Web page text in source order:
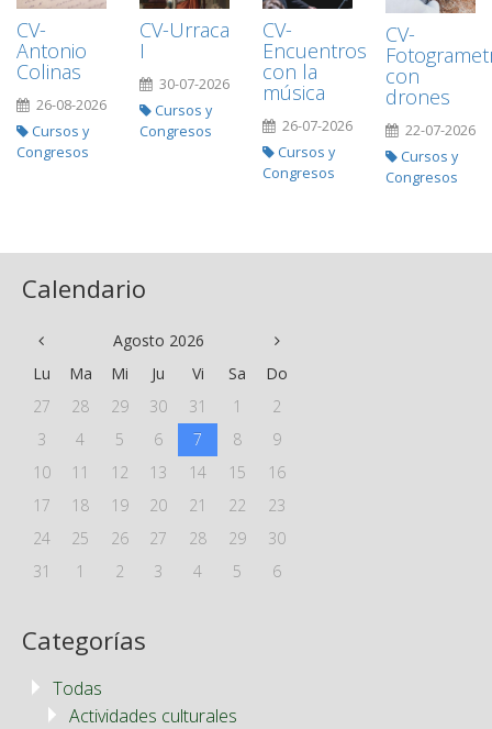
CV-
Antonio
Colinas
26-08-2026
Cursos y
Congresos
CV-Urraca
I
30-07-2026
Cursos y
Congresos
CV-
Encuentros
con la
música
26-07-2026
Cursos y
Congresos
CV-
con
drones
22-07-2026
Cursos y
Congresos
Calendario
Agosto 2026
Lu
Ma Mi Ju Vi Sa
Do
27
28 29 30 31 1
2
3
4 5 6 7 8
9
10
11 12 13 14 15
16
17
18 19 20 21 22
23
24
25 26 27 28 29
30
31
1 2 3 4 5 6
Categorías
Todas
Actividades culturales